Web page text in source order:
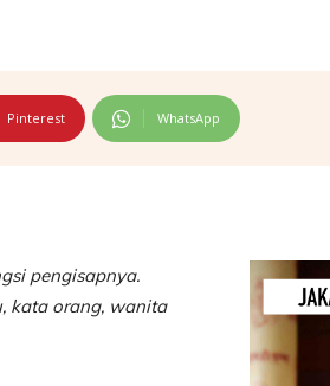
Pinterest WhatsApp
pengisapnya.
kata orang, wanita